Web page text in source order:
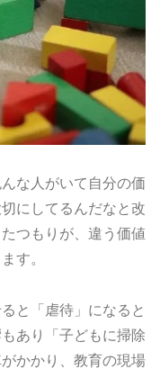
な人がいて自分の価
にしてるんだなと改
つもりが、違う価値
す。
と「虐待」になると
あり「子どもに掃除
かかり、教育の現場